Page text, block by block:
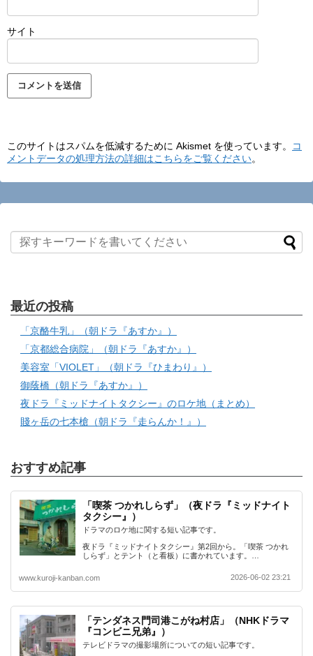
サイト
このサイトはスパムを低減するために Akismet を使っています。
コ
メントデータの処理方法の詳細はこちらをご覧ください。
最近の投稿
「京酪牛乳」（朝ドラ『あすか』）
「京都総合病院」（朝ドラ『あすか』）
美容室「VIOLET」（朝ドラ『ひまわり』）
御蔭橋（朝ドラ『あすか』）
夜ドラ『ミッドナイトタクシー』のロケ地（まとめ）
賤ヶ岳の七本槍（朝ドラ『走らんか！』）
おすすめ記事
「喫茶 つかれしらず」（夜ドラ『ミッドナイト
タクシー』）
ドラマのロケ地に関する短い記事です。
夜ドラ『ミッドナイトタクシー』第2回から。「喫茶 つかれ
しらず」とテント（と看板）に書かれています。…
www.kuroji-kanban.com 2026-06-02 23:21
「テンダネス門司港こがね村店」（NHKドラマ
『コンビニ兄弟』）
テレビドラマの撮影場所についての短い記事です。